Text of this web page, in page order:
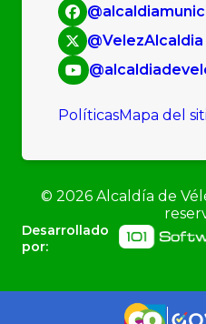
@VelezAlcaldia
PolíticasMapa del
© 2026 Alcaldía de
Desarrollado
por: